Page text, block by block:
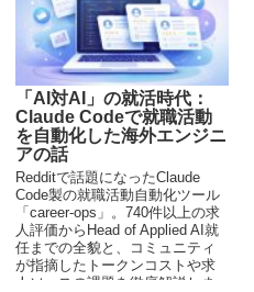
「AI対AI」の就活時代：
Claude Codeで就職活動
を自動化した海外エンジニ
アの話
Redditで話題になったClaude
Code製の就職活動自動化ツール
「career-ops」。740件以上の求
人評価からHead of Applied AI就
任までの全貌と、コミュニティ
が指摘したトークンコストや求
人ソースの課題を徹底解説しま